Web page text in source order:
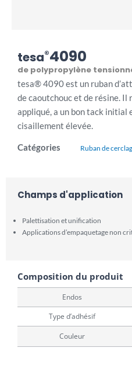
tesa®4090
de polypropylène
tesa® 4090 est un ruban
de caoutchouc et de résine. Il
appliqué, a un bon tack initial
cisaillement élevée.
Catégories Ruban de
Champs d'application
Palettisation et unification
Applications d’empaquetage non
Composition du produit
Endos
Type d’adhésif
Couleur